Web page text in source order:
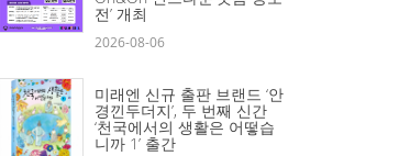
전’ 개최
2026-08-06
미래엔 신규 출판 브랜드 ‘안
경낀두더지’, 두 번째 신간
‘천국에서의 생활은 어떻습
니까 1’ 출간